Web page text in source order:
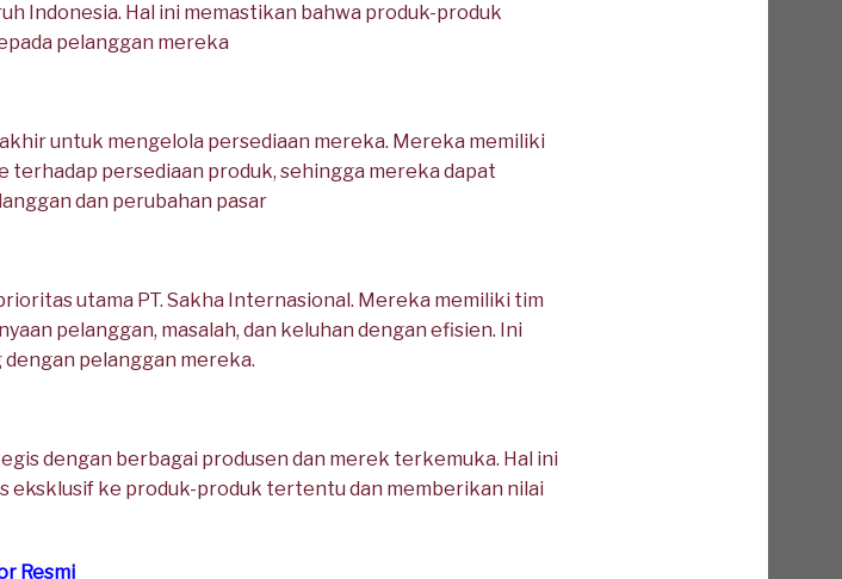
Indonesia. Hal ini memastikan bahwa produk-produk
pelanggan mereka
untuk mengelola persediaan mereka. Mereka memiliki
persediaan produk, sehingga mereka dapat
dan perubahan pasar
utama PT. Sakha Internasional. Mereka memiliki tim
pelanggan, masalah, dan keluhan dengan efisien. Ini
pelanggan mereka.
dengan berbagai produsen dan merek terkemuka. Hal ini
eksklusif ke produk-produk tertentu dan memberikan nilai
Resmi